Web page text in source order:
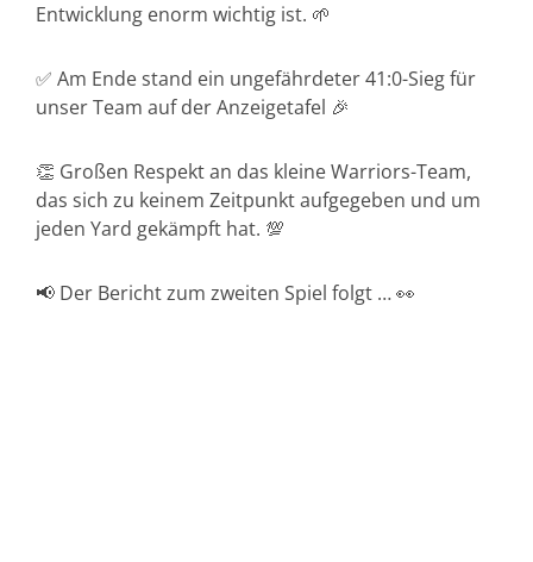
Entwicklung enorm wichtig ist. 🌱
✅ Am Ende stand ein ungefährdeter 41:0-Sieg für
unser Team auf der Anzeigetafel 🎉
👏 Großen Respekt an das kleine Warriors-Team,
das sich zu keinem Zeitpunkt aufgegeben und um
jeden Yard gekämpft hat. 💯
📢 Der Bericht zum zweiten Spiel folgt … 👀